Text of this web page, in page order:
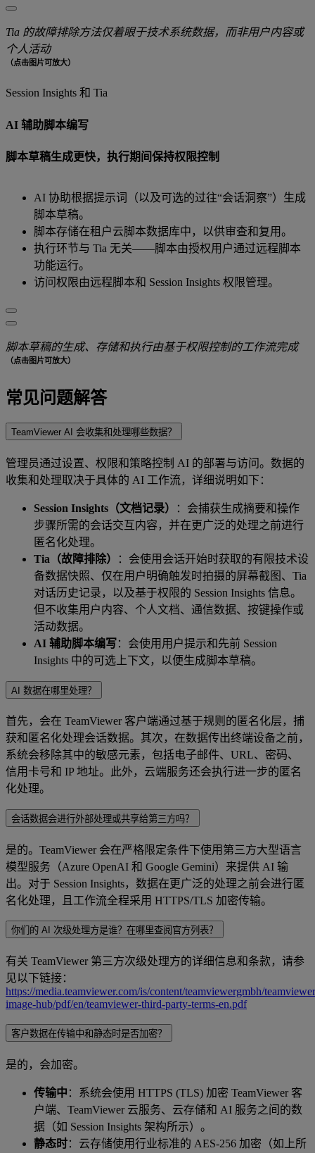
Tia 的故障排除方法仅着眼于技术系统数据，而非用户内容或
个人活动
（点击图片可放大）
Session Insights 和 Tia
AI 辅助脚本编写
脚本草稿生成更快，执行期间保持权限控制
AI 协助根据提示词（以及可选的过往“会话洞察”）生成
脚本草稿。
脚本存储在租户云脚本数据库中，以供审查和复用。
执行环节与 Tia 无关——脚本由授权用户通过远程脚本
功能运行。
访问权限由远程脚本和 Session Insights 权限管理。
脚本草稿的生成、存储和执行由基于权限控制的工作流完成
（点击图片可放大）
常见问题解答
TeamViewer AI 会收集和处理哪些数据？
管理员通过设置、权限和策略控制 AI 的部署与访问。数据的
收集和处理取决于具体的 AI 工作流，详细说明如下：
Session Insights（文档记录）
：会捕获生成摘要和操作
步骤所需的会话交互内容，并在更广泛的处理之前进行
匿名化处理。
Tia（故障排除）
：会使用会话开始时获取的有限技术设
备数据快照、仅在用户明确触发时拍摄的屏幕截图、Tia
对话历史记录，以及基于权限的 Session Insights 信息。
但不收集用户内容、个人文档、通信数据、按键操作或
活动数据。
AI 辅助脚本编写：会使用用户提示和先前 Session
Insights 中的可选上下文，以便生成脚本草稿。
AI 数据在哪里处理？
首先，会在 TeamViewer 客户端通过基于规则的匿名化层，捕
获和匿名化处理会话数据。其次，在数据传出终端设备之前，
系统会移除其中的敏感元素，包括电子邮件、URL、密码、
信用卡号和 IP 地址。此外，云端服务还会执行进一步的匿名
化处理。
会话数据会进行外部处理或共享给第三方吗？
是的。TeamViewer 会在严格限定条件下使用第三方大型语言
模型服务（Azure OpenAI 和 Google Gemini）来提供 AI 输
出。对于 Session Insights，数据在更广泛的处理之前会进行匿
名化处理，且工作流全程采用 HTTPS/TLS 加密传输。
你们的 AI 次级处理方是谁？在哪里查阅官方列表？
有关 TeamViewer 第三方次级处理方的详细信息和条款，请参
见以下链接：
https://media.teamviewer.com/is/content/teamviewergmbh/
image-hub/pdf/en/teamviewer-third-party-terms-en.pdf
客户数据在传输中和静态时是否加密？
是的，会加密。
传输中 ：系统会使用 HTTPS (TLS) 加密 TeamViewer 客
户端、TeamViewer 云服务、云存储和 AI 服务之间的数
据（如 Session Insights 架构所示）。
静态时：云存储使用行业标准的 AES-256 加密（如上所